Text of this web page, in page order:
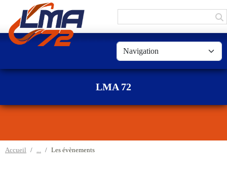
LMA 72
Accueil Les évènements
Panneau de gestion des cookies